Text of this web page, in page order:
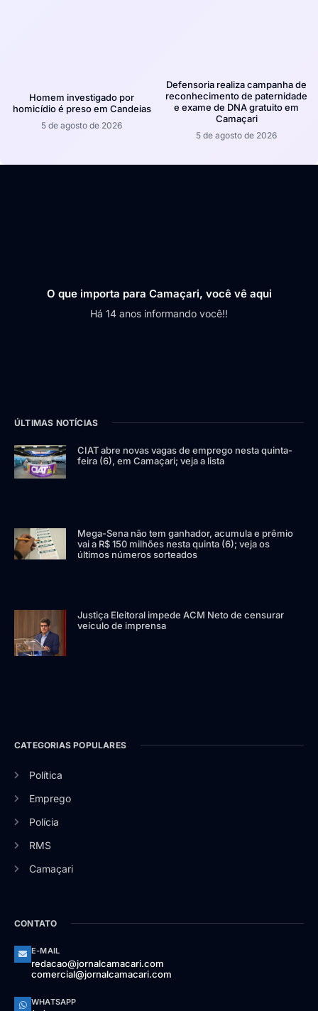
Homem investigado por
homicídio é preso em Candeias
5 de agosto de 2026
Defensoria realiza campanha de
reconhecimento de paternidade
e exame de DNA gratuito em
Camaçari
5 de agosto de 2026
O que importa para Camaçari, você vê aqui
Há 14 anos informando você!!
ÚLTIMAS NOTÍCIAS
CIAT abre novas vagas de emprego nesta quinta-
feira (6), em Camaçari; veja a lista
Mega-Sena não tem ganhador, acumula e prêmio
vai a R$ 150 milhões nesta quinta (6); veja os
últimos números sorteados
Justiça Eleitoral impede ACM Neto de censurar
veículo de imprensa
CATEGORIAS POPULARES
Política
Emprego
Polícia
RMS
Camaçari
CONTATO
E-MAIL
redacao@jornalcamacari.com
comercial@jornalcamacari.com
WHATSAPP